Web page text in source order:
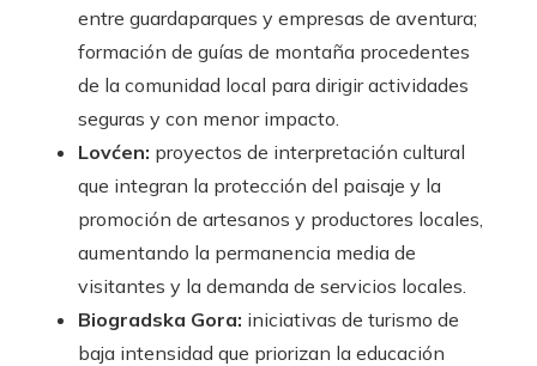
entre guardaparques y empresas de aventura;
formación de guías de montaña procedentes
de la comunidad local para dirigir actividades
seguras y con menor impacto.
Lovćen: proyectos de interpretación cultural
que integran la protección del paisaje y la
promoción de artesanos y productores locales,
aumentando la permanencia media de
visitantes y la demanda de servicios locales.
Biogradska Gora: iniciativas de turismo de
baja intensidad que priorizan la educación